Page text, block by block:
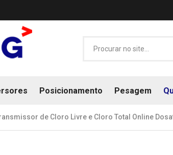
Posicionamento Pesagem
de Cloro Livre e Cloro Total Online